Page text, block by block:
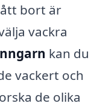
bort är
vackra
kan du
vackert och
de olika